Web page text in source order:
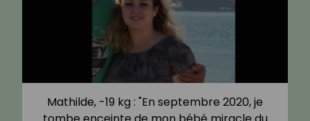
Mathilde, -19 kg : "En septembre 2020, je